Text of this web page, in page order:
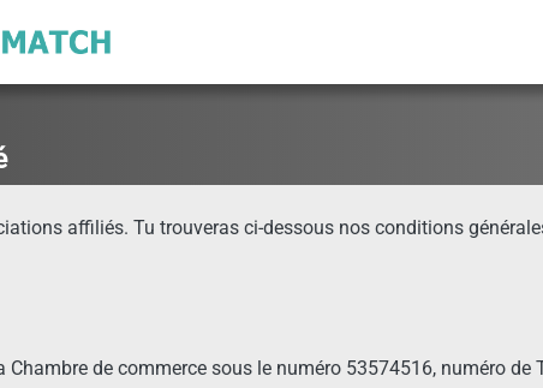
affiliés. Tu trouveras ci-dessous nos conditions
Chambre de commerce sous le numéro 53574516, numéro de